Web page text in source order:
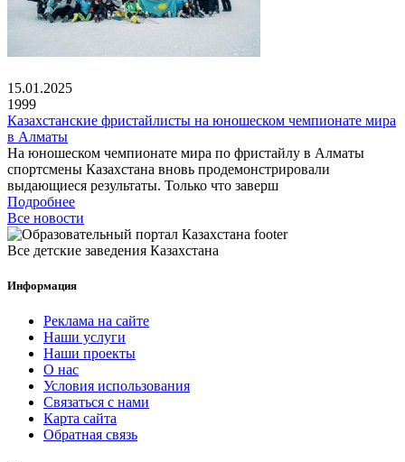
15.01.2025
1999
Казахстанские фристайлисты на юношеском чемпионате мира
в Алматы
На юношеском чемпионате мира по фристайлу в Алматы
спортсмены Казахстана вновь продемонстрировали
выдающиеся результаты. Только что заверш
Подробнее
Все новости
Все детские заведения Казахстана
Информация
Реклама на сайте
Наши услуги
Наши проекты
О нас
Условия использования
Связаться с нами
Карта сайта
Обратная связь